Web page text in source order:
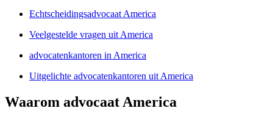
Echtscheidingsadvocaat America
Veelgestelde vragen uit America
advocatenkantoren in America
Uitgelichte advocatenkantoren uit America
Waarom advocaat America